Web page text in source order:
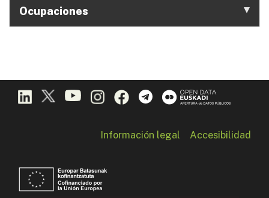
Ocupaciones
Información legal Accesibilidad